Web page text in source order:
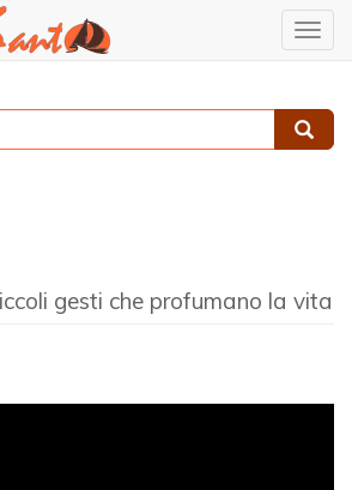
Cerca
gesti che profumano la vita